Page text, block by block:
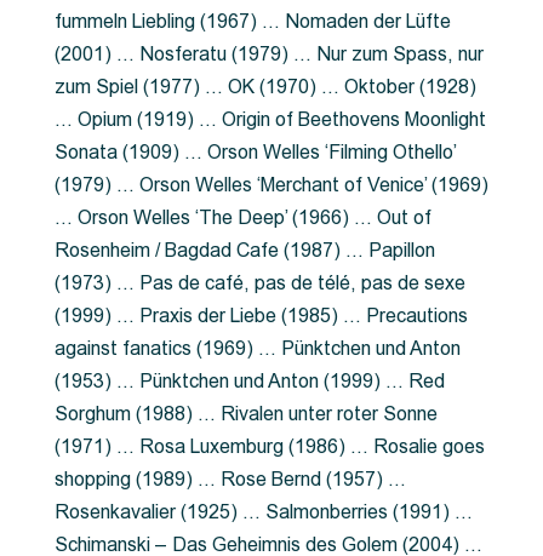
fummeln Liebling (1967) … Nomaden der Lüfte
(2001) … Nosferatu (1979) … Nur zum Spass, nur
zum Spiel (1977) … OK (1970) … Oktober (1928)
… Opium (1919) … Origin of Beethovens Moonlight
Sonata (1909) … Orson Welles ‘Filming Othello’
(1979) … Orson Welles ‘Merchant of Venice’ (1969)
… Orson Welles ‘The Deep’ (1966) … Out of
Rosenheim / Bagdad Cafe (1987) … Papillon
(1973) … Pas de café, pas de télé, pas de sexe
(1999) … Praxis der Liebe (1985) … Precautions
against fanatics (1969) … Pünktchen und Anton
(1953) … Pünktchen und Anton (1999) … Red
Sorghum (1988) … Rivalen unter roter Sonne
(1971) … Rosa Luxemburg (1986) … Rosalie goes
shopping (1989) … Rose Bernd (1957) …
Rosenkavalier (1925) … Salmonberries (1991) …
Schimanski – Das Geheimnis des Golem (2004) …